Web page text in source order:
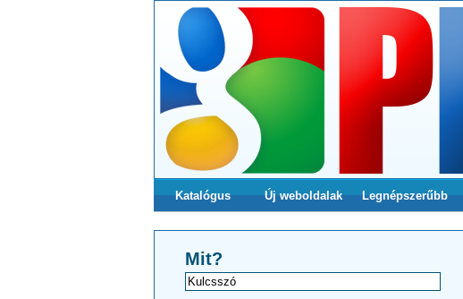
Katalógus Új weboldalak Legnépszerűbb
Mit?